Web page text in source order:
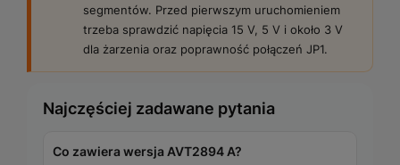
segmentów. Przed pierwszym uruchomieniem
trzeba sprawdzić napięcia 15 V, 5 V i około 3 V
dla żarzenia oraz poprawność połączeń JP1.
Najczęściej zadawane pytania
Co zawiera wersja AVT2894 A?